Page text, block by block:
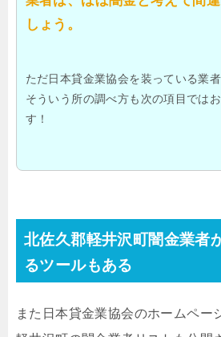
しょう。
ただ日本貸金業協会を装っている業者
そういう所の調べ方も次の項目では
す！
北佐久郡軽井沢町闇金業者
るツールもある
また日本貸金業協会のホームペー